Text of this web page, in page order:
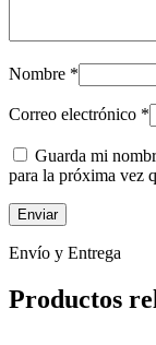
Nombre *
Correo electrónico *
Guarda mi
para la próxima vez
Envío y Entrega
Productos